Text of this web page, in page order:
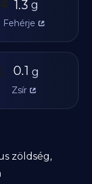
1.3 g
Fehérje
0.1 g
Zsír
zöldség,